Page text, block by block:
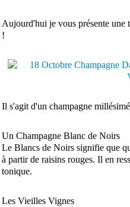
Aujourd'hui je vous présente une
!
Il s'agit d'un champagne
Un Champagne Blanc de Noirs
Le Blancs de Noirs signifie que
à partir de raisins rouges. Il en
tonique.
Les Vieilles Vignes